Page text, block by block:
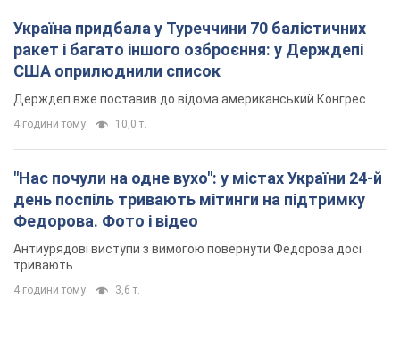
Україна придбала у Туреччини 70 балістичних
ракет і багато іншого озброєння: у Держдепі
США оприлюднили список
Держдеп вже поставив до відома американський Конгрес
4 години тому 10,0 т.
"Нас почули на одне вухо": у містах України 24-й
день поспіль тривають мітинги на підтримку
Федорова. Фото і відео
Антиурядові виступи з вимогою повернути Федорова досі
тривають
4 години тому 3,6 т.